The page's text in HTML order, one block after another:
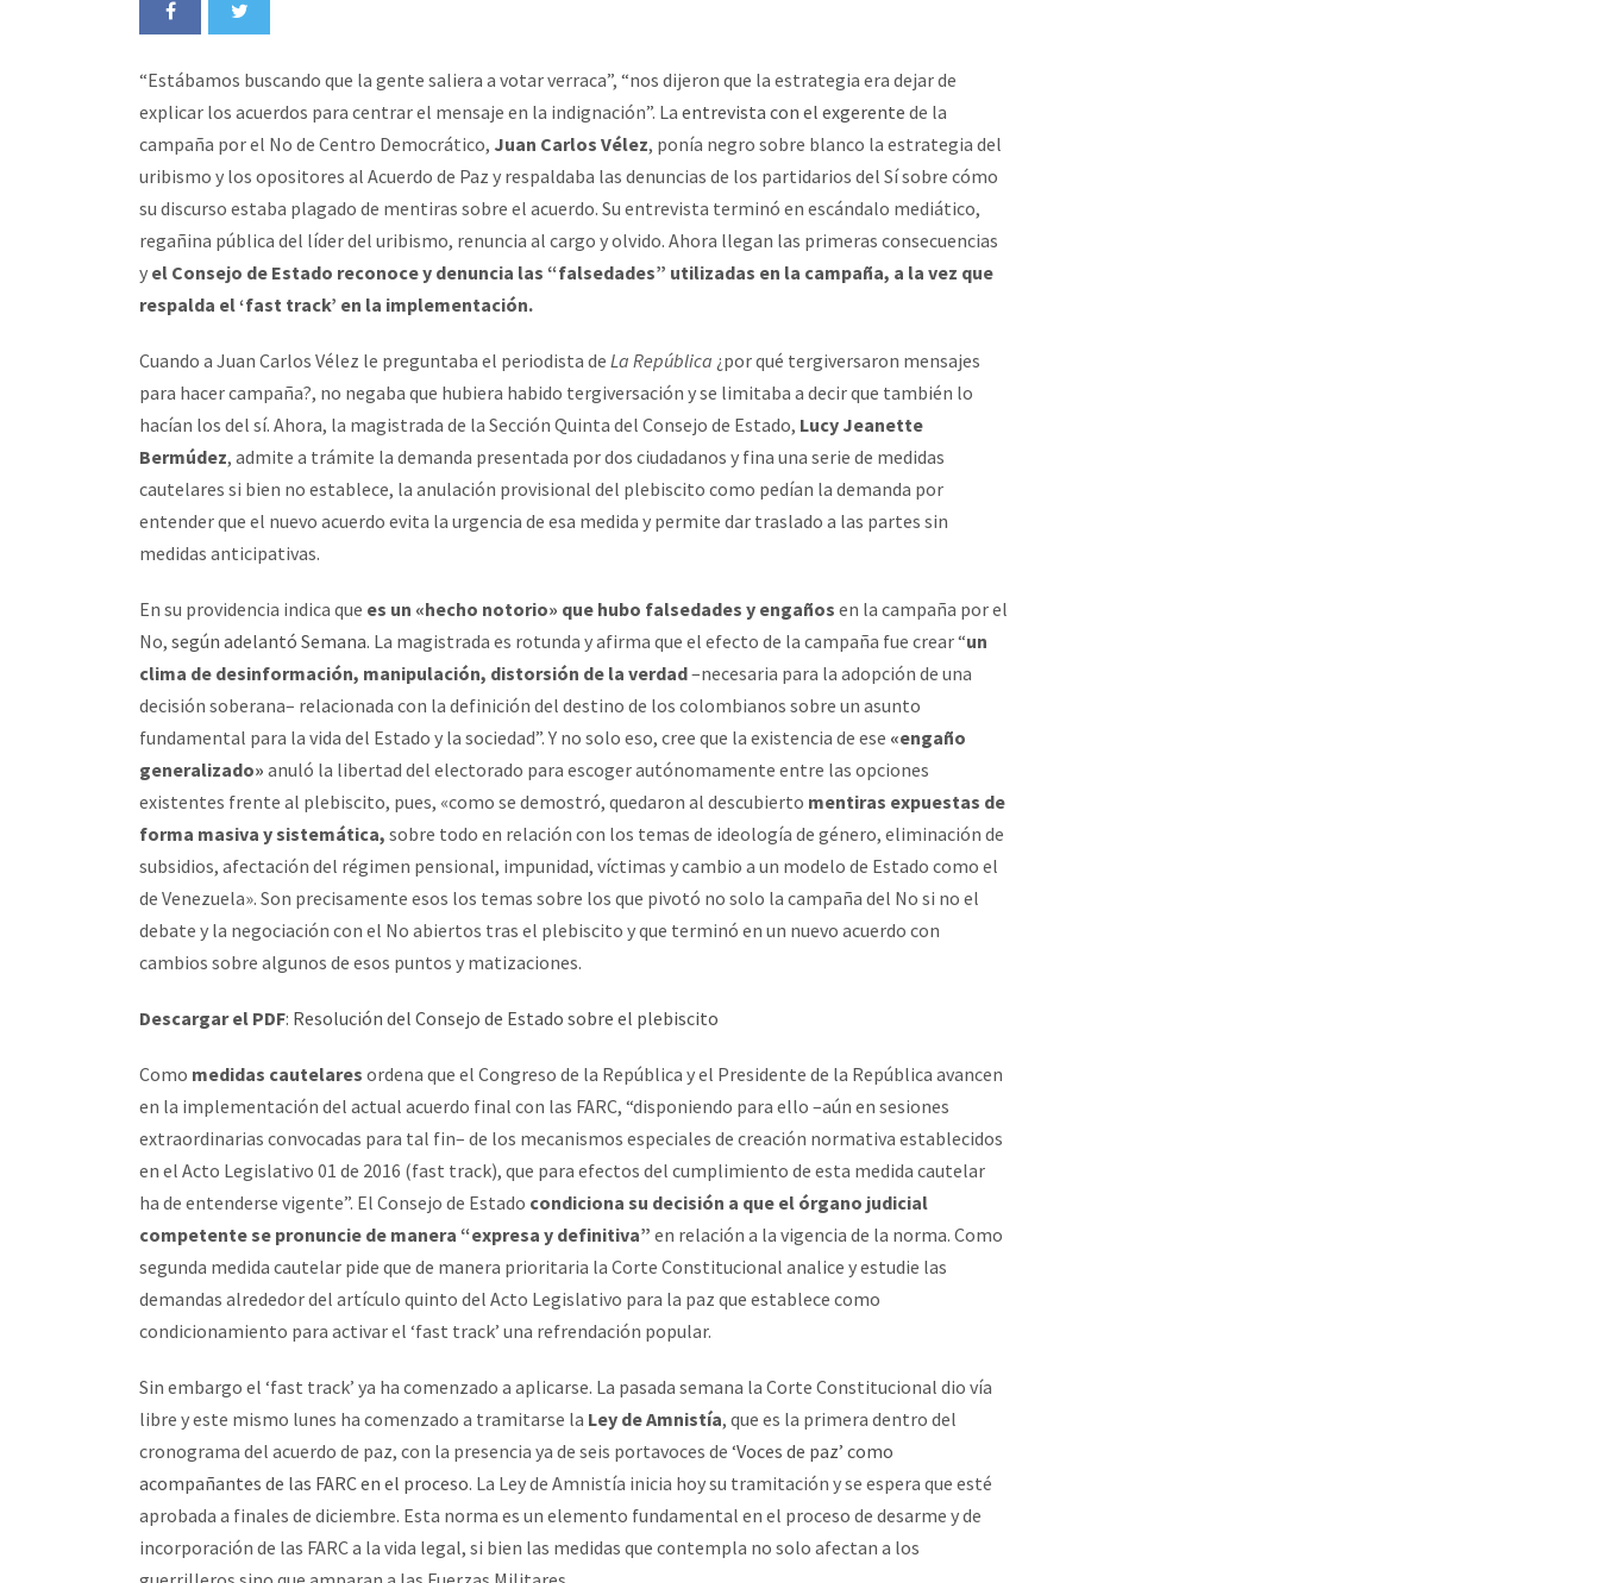
“Estábamos buscando que la gente saliera a votar verraca”, “nos dijeron que la estrategia era dejar de
explicar los acuerdos para centrar el mensaje en la indignación”. La entrevista con el exgerente de la
campaña por el No de Centro Democrático, Juan Carlos Vélez, ponía negro sobre blanco la estrategia del
uribismo y los opositores al Acuerdo de Paz y respaldaba las denuncias de los partidarios del Sí sobre cómo
su discurso estaba plagado de mentiras sobre el acuerdo. Su entrevista terminó en escándalo mediático,
regañina pública del líder del uribismo, renuncia al cargo y olvido. Ahora llegan las primeras consecuencias
y el Consejo de Estado reconoce y denuncia las “falsedades” utilizadas en la campaña, a la vez que
respalda el ‘fast track’ en la implementación.
Cuando a Juan Carlos Vélez le preguntaba el periodista de La República ¿por qué tergiversaron mensajes
para hacer campaña?, no negaba que hubiera habido tergiversación y se limitaba a decir que también lo
hacían los del sí. Ahora, la magistrada de la Sección Quinta del Consejo de Estado, Lucy Jeanette
Bermúdez, admite a trámite la demanda presentada por dos ciudadanos y fina una serie de medidas
cautelares si bien no establece, la anulación provisional del plebiscito como pedían la demanda por
entender que el nuevo acuerdo evita la urgencia de esa medida y permite dar traslado a las partes sin
medidas anticipativas.
En su providencia indica que es un «hecho notorio» que hubo falsedades y engaños en la campaña por el
No, según adelantó Semana. La magistrada es rotunda y afirma que el efecto de la campaña fue crear “un
clima de desinformación, manipulación, distorsión de la verdad–necesaria para la adopción de una
decisión soberana– relacionada con la definición del destino de los colombianos sobre un asunto
fundamental para la vida del Estado y la sociedad”. Y no solo eso, cree que la existencia de ese «engaño
generalizado» anuló la libertad del electorado para escoger autónomamente entre las opciones
existentes frente al plebiscito, pues, «como se demostró, quedaron al descubierto mentiras expuestas de
forma masiva y sistemática, sobre todo en relación con los temas de ideología de género, eliminación de
subsidios, afectación del régimen pensional, impunidad, víctimas y cambio a un modelo de Estado como el
de Venezuela». Son precisamente esos los temas sobre los que pivotó no solo la campaña del No si no el
debate y la negociación con el No abiertos tras el plebiscito y que terminó en un nuevo acuerdo con
cambios sobre algunos de esos puntos y matizaciones.
Descargar el PDF: Resolución del Consejo de Estado sobre el plebiscito
Como medidas cautelares ordena que el Congreso de la República y el Presidente de la República avancen
en la implementación del actual acuerdo final con las FARC, “disponiendo para ello –aún en sesiones
extraordinarias convocadas para tal fin– de los mecanismos especiales de creación normativa establecidos
en el Acto Legislativo 01 de 2016 (fast track), que para efectos del cumplimiento de esta medida cautelar
ha de entenderse vigente”. El Consejo de Estado condiciona su decisión a que el órgano judicial
competente se pronuncie de manera “expresa y definitiva” en relación a la vigencia de la norma. Como
segunda medida cautelar pide que de manera prioritaria la Corte Constitucional analice y estudie las
demandas alrededor del artículo quinto del Acto Legislativo para la paz que establece como
condicionamiento para activar el ‘fast track’ una refrendación popular.
Sin embargo el ‘fast track’ ya ha comenzado a aplicarse. La pasada semana la Corte Constitucional dio vía
libre y este mismo lunes ha comenzado a tramitarse la Ley de Amnistía, que es la primera dentro del
cronograma del acuerdo de paz, con la presencia ya de seis portavoces de ‘Voces de paz’ como
acompañantes de las FARC en el proceso. La Ley de Amnistía inicia hoy su tramitación y se espera que esté
aprobada a finales de diciembre. Esta norma es un elemento fundamental en el proceso de desarme y de
incorporación de las FARC a la vida legal, si bien las medidas que contempla no solo afectan a los